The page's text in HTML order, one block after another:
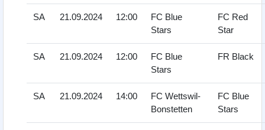
SA 21.09.2024 12:00
FC Blue
Stars
FC Red
Star
SA 21.09.2024 12:00
FC Blue
Stars
FR Black
SA 21.09.2024 14:00
FC Wettswil-
Bonstetten
FC Blue
Stars